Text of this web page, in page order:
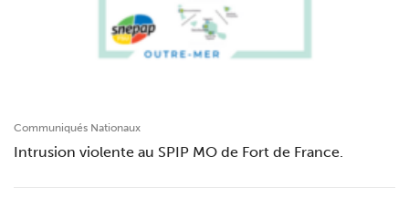
Communiqués Nationaux
Intrusion violente au SPIP MO de Fort de France.